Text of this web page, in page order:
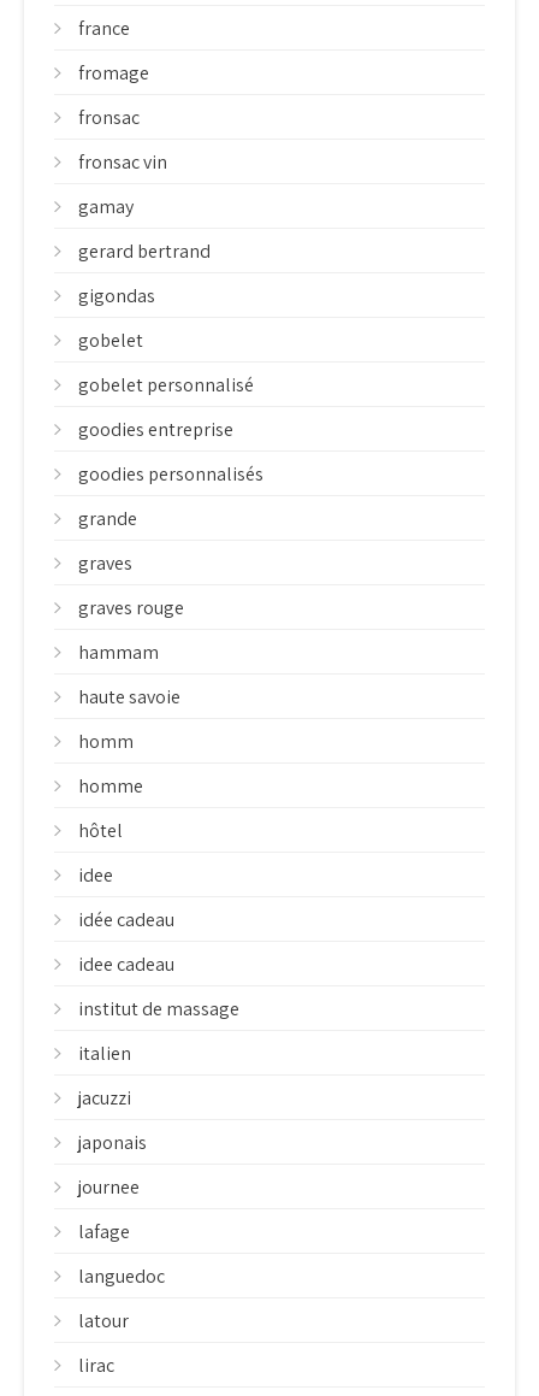
france
fromage
fronsac
fronsac vin
gamay
gerard bertrand
gigondas
gobelet
gobelet personnalisé
goodies entreprise
goodies personnalisés
grande
graves
graves rouge
hammam
haute savoie
homm
homme
hôtel
idee
idée cadeau
idee cadeau
institut de massage
italien
jacuzzi
japonais
journee
lafage
languedoc
latour
lirac